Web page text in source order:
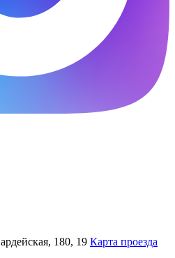
180, 19 Карта проезда